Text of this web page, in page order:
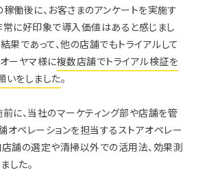
稼働後に、お客さまのアンケートを実施す
常に好印象で導入価値はあると感じまし
果であって、他の店舗でもトライアルして
ーヤマ様に複数店舗でトライアル検証を
いをしました。
に、当社のマーケティング部や店舗を管
オペレーションを担当するストアオペレー
店舗の選定や清掃以外での活用法、効果測
した。